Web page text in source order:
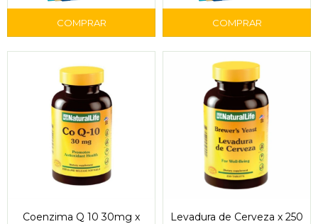
Coenzima Q 10 30mg x
Levadura de Cerveza x 250